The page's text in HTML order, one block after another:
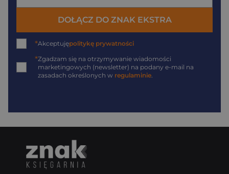
DOŁĄCZ DO ZNAK EKSTRA
*Akceptujępolitykę prywatności
*Zgadzam się na otrzymywanie wiadomości
marketingowych (newsletter) na podany e-mail na
zasadach określonych w regulaminie